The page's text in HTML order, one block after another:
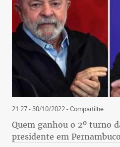
21:27 - 30/10/2022- Compartilhe
Quem ganhou o 2º turno
presidente em Pernambuco